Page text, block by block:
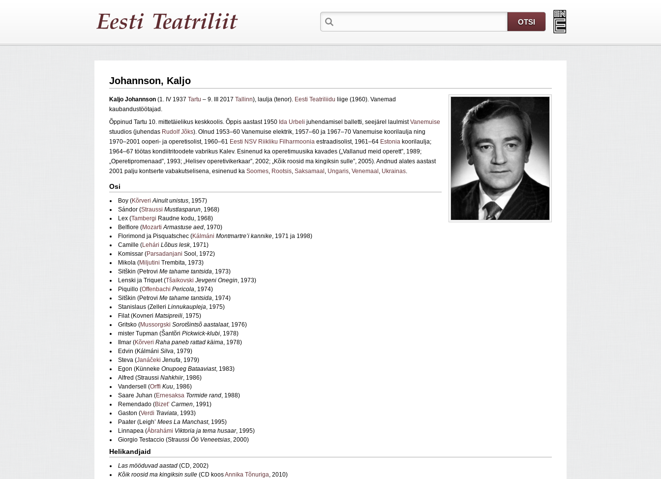
Johannson, Kaljo
Kaljo Johannson (1. IV 1937 Tartu – 9. III 2017 Tallinn), laulja (tenor). Eesti Teatriliidu liige (1960). Vanemad
kaubandustöötajad.
Õppinud Tartu 10. mittetäielikus keskkoolis. Õppis aastast 1950 Ida Urbeli juhendamisel balletti, seejärel laulmistVanemuise
stuudios (juhendas Rudolf Jõks). Olnud 1953–60 Vanemuise elektrik, 1957–60 ja 1967–70 Vanemuise koorilaulja ning
1970–2001 ooperi- ja operetisolist, 1960–61 Eesti NSV Riikliku Filharmoonia estraadisolist, 1961–64 Estonia koorilaulja;
1964–67 töötas kondiitritoodete vabrikus Kalev. Esinenud ka operetimuusika kavades („Vallanud meid operett”, 1989;
„Operetipromenaad”, 1993; „Helisev operetivikerkaar”, 2002; „Kõik roosid ma kingiksin sulle”, 2005). Andnud alates aastast
2001 palju kontserte vabakutselisena, esinenud ka Soomes, Rootsis, Saksamaal , Ungaris, Venemaal , Ukrainas.
Osi
Boy (Kõrveri Ainult unistus, 1957)
Sándor (Straussi Mustlasparun, 1968)
Lex (Tambergi Raudne kodu, 1968)
Belfiore (Mozarti Armastuse aed, 1970)
Florimond ja Pisquatschec (Kálmáni Montmartre’i kannike, 1971 ja 1998)
Camille (Lehári Lõbus lesk, 1971)
Komissar (Parsadanjani Sool, 1972)
Mikola (Miljutini Trembita, 1973)
Sitškin (Petrovi Me tahame tantsida, 1973)
Lenski ja Triquet (Tšaikovski Jevgeni Onegin, 1973)
Piquillo (Offenbachi Pericola, 1974)
Sitškin (Petrovi Me tahame tantsida, 1974)
Stanislaus (Zelleri Linnukaupleja, 1975)
Filat (Kovneri Matsipreili, 1975)
Gritsko (Mussorgski Sorotšintsõ aastalaat, 1976)
mister Tupman (Šantõri Pickwick-klubi, 1978)
Ilmar (Kõrveri Raha paneb rattad käima, 1978)
Edvin (Kálmáni Silva, 1979)
Steva (Janáčeki Jenufa, 1979)
Egon (Künneke Onupoeg Bataaviast, 1983)
Alfred (Straussi Nahkhiir, 1986)
Vandersell (Orffi Kuu, 1986)
Saare Juhan (Ernesaksa Tormide rand, 1988)
Remendado (Bizet’ Carmen, 1991)
Gaston (Verdi Traviata, 1993)
Paater (Leigh’ Mees La Manchast, 1995)
Linnapea (Ábrahámi Viktoria ja tema husaar, 1995)
Giorgio Testaccio (Straussi Öö Veneetsias, 2000)
Helikandjaid
Las mööduvad aastad (CD, 2002)
Kõik roosid ma kingiksin sulle (CD koosAnnika Tõnuriga, 2010)